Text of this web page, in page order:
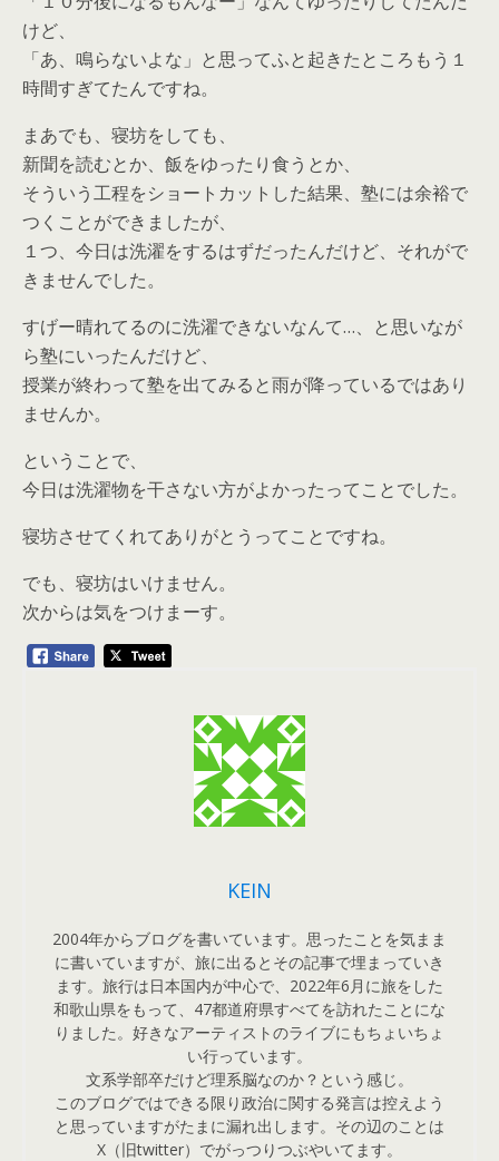
けど、
「あ、鳴らないよな」と思ってふと起きたところもう１
時間すぎてたんですね。
まあでも、寝坊をしても、
新聞を読むとか、飯をゆったり食うとか、
そういう工程をショートカットした結果、塾には余裕で
つくことができましたが、
１つ、今日は洗濯をするはずだったんだけど、それがで
きませんでした。
すげー晴れてるのに洗濯できないなんて…、と思いなが
ら塾にいったんだけど、
授業が終わって塾を出てみると雨が降っているではあり
ませんか。
ということで、
今日は洗濯物を干さない方がよかったってことでした。
寝坊させてくれてありがとうってことですね。
でも、寝坊はいけません。
次からは気をつけまーす。
KEIN
2004年からブログを書いています。思ったことを気まま
に書いていますが、旅に出るとその記事で埋まっていき
ます。旅行は日本国内が中心で、2022年6月に旅をした
和歌山県をもって、47都道府県すべてを訪れたことにな
りました。好きなアーティストのライブにもちょいちょ
い行っています。
文系学部卒だけど理系脳なのか？という感じ。
このブログではできる限り政治に関する発言は控えよう
と思っていますがたまに漏れ出します。その辺のことは
X（旧twitter）でがっつりつぶやいてます。